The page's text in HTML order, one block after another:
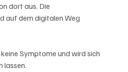
dort aus. Die
auf dem digitalen Weg
Symptome und wird sich
lassen.